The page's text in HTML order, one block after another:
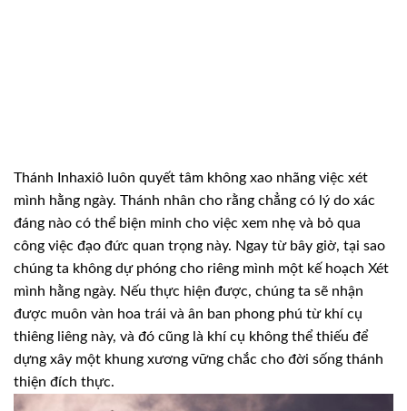
Thánh Inhaxiô luôn quyết tâm không xao nhãng việc xét
mình hằng ngày. Thánh nhân cho rằng chẳng có lý do xác
đáng nào có thể biện minh cho việc xem nhẹ và bỏ qua
công việc đạo đức quan trọng này. Ngay từ bây giờ, tại sao
chúng ta không dự phóng cho riêng mình một kế hoạch Xét
mình hằng ngày. Nếu thực hiện được, chúng ta sẽ nhận
được muôn vàn hoa trái và ân ban phong phú từ khí cụ
thiêng liêng này, và đó cũng là khí cụ không thể thiếu để
dựng xây một khung xương vững chắc cho đời sống thánh
thiện đích thực.